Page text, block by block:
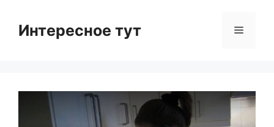
contentИнтересное тут Menu